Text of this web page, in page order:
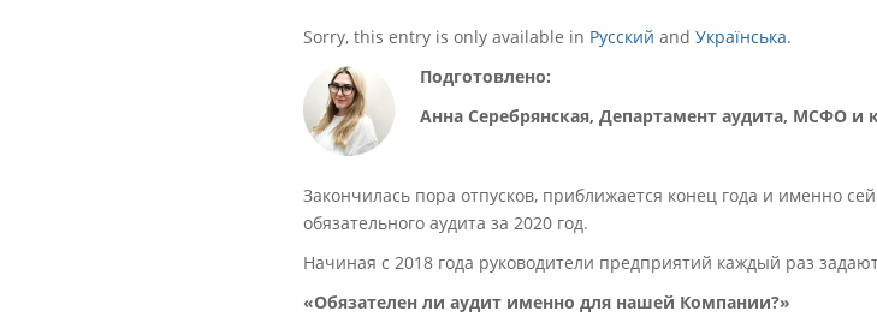
Sorry, this entry is only available in Русский and Українська.
Подготовлено:
Анна Серебрянская, Департамент аудита, МСФО и
Закончилась пора отпусков, приближается конец года и именно
обязательного аудита за 2020 год.
Начиная с 2018 года руководители предприятий каждый раз
«Обязателен ли аудит именно для нашей Компании?»